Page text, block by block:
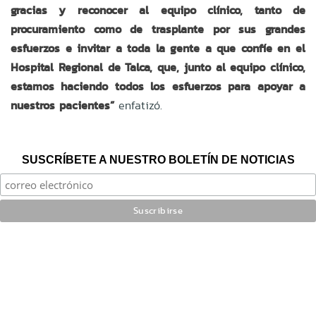
gracias y reconocer al equipo clínico, tanto de
procuramiento como de trasplante por sus grandes
esfuerzos e invitar a toda la gente a que confíe en el
Hospital Regional de Talca, que, junto al equipo clínico,
estamos haciendo todos los esfuerzos para apoyar a
nuestros pacientes”enfatizó.
SUSCRÍBETE A NUESTRO BOLETÍN DE NOTICIAS